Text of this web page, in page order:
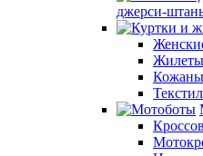
джерси-
Жилеты